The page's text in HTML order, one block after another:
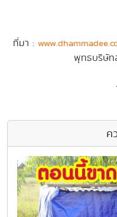
ที่มา :
พุทธบริษัท
ค